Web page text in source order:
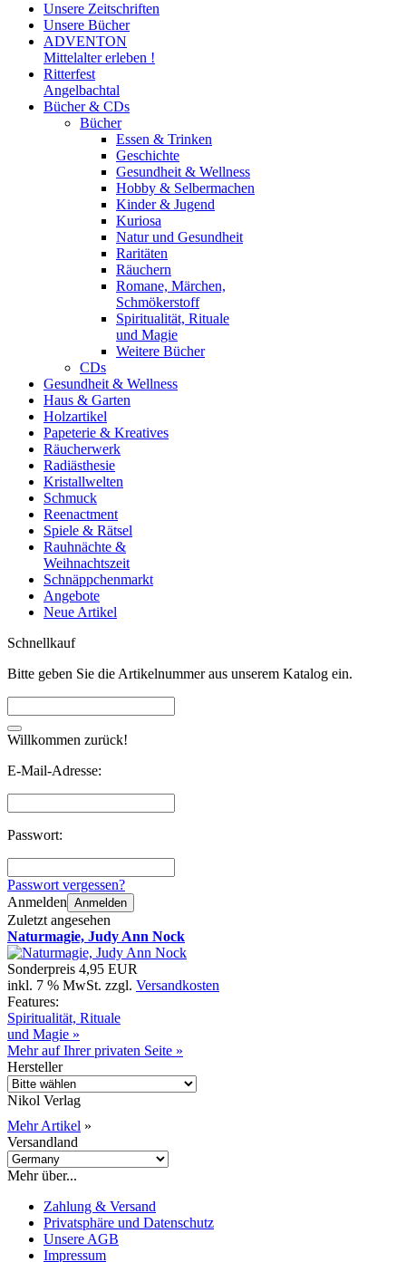
Unsere Zeitschriften
Unsere Bücher
ADVENTON
Mittelalter erleben !
Ritterfest
Angelbachtal
Bücher & CDs
Bücher
Essen & Trinken
Geschichte
Gesundheit & Wellness
Hobby & Selbermachen
Kinder & Jugend
Kuriosa
Natur und Gesundheit
Raritäten
Räuchern
Romane, Märchen,
Schmökerstoff
Spiritualität, Rituale
und Magie
Weitere Bücher
CDs
Gesundheit & Wellness
Haus & Garten
Holzartikel
Papeterie & Kreatives
Räucherwerk
Radiästhesie
Kristallwelten
Schmuck
Reenactment
Spiele & Rätsel
Rauhnächte &
Weihnachtszeit
Schnäppchenmarkt
Angebote
Neue Artikel
Schnellkauf
Bitte geben Sie die Artikelnummer aus unserem Katalog ein.
Willkommen zurück!
E-Mail-Adresse:
Passwort:
Passwort vergessen?
Anmelden Anmelden
Zuletzt angesehen
Naturmagie, Judy Ann Nock
Sonderpreis 4,95 EUR
inkl. 7 % MwSt. zzgl. Versandkosten
Features:
Spiritualität, Rituale
und Magie »
Mehr auf Ihrer privaten Seite »
Hersteller
Nikol Verlag
Mehr Artikel »
Versandland
Mehr über...
Zahlung & Versand
Privatsphäre und Datenschutz
Unsere AGB
Impressum